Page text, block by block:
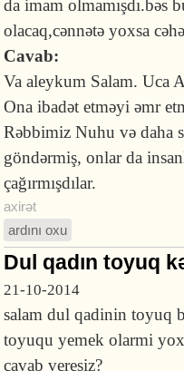
da imam olmamışdı.bəs
olacaq,cənnətə yoxsa
Cavab:
Va aleykum Salam. Uca
Ona ibadət etməyi əmr
Rəbbimiz Nuhu və daha
göndərmiş, onlar da
çağırmışdılar.
axirət
ardını oxu
Dul qadın toyuq
21-10-2014
salam dul qadinin toyuq
toyuqu yemek olarmi
cavab veresiz?